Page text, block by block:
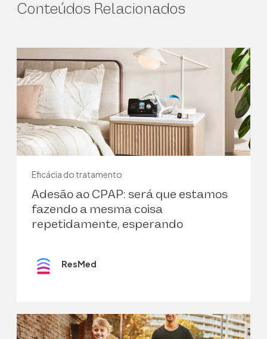
Conteúdos Relacionados
Eficácia do tratamento
Adesão ao CPAP: será que estamos
fazendo a mesma coisa
repetidamente, esperando
ResMed